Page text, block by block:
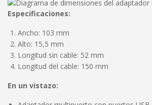
Especificaciones:
Ancho: 103 mm
Alto: 15,5 mm
Longitud sin cable: 52 mm
Longitud del cable: 150 mm
En un vistazo: